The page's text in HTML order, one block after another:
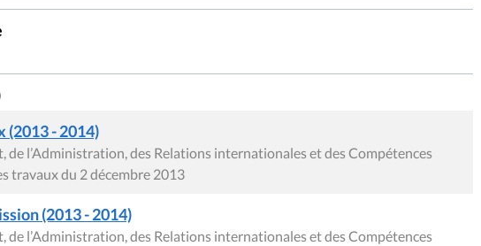
(2013 - 2014)
de l’Administration, des Relations internationales et des Compétences
travaux du 2 décembre 2013
(2013 - 2014)
de l’Administration, des Relations internationales et des Compétences